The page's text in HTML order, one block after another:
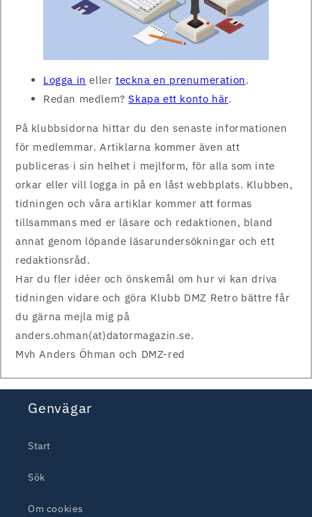
Logga in ellerteckna en prenumeration.
Redan medlem?Skapa ett konto här.
På klubbsidorna hittar du den senaste informationen
för medlemmar. Artiklarna kommer även att
publiceras i sin helhet i mejlform, för alla som inte
orkar eller vill logga in på en låst webbplats. Klubben,
tidningen och våra artiklar kommer att formas
tillsammans med er läsare och redaktionen, bland
annat genom löpande läsarundersökningar och ett
redaktionsråd.
Har du fler idéer och önskemål om hur vi kan driva
tidningen vidare och göra Klubb DMZ Retro bättre får
du gärna mejla mig på
anders.ohman(at)datormagazin.se.
Mvh Anders Öhman och DMZ-red
Genvägar
Start
Sök
Om cookies